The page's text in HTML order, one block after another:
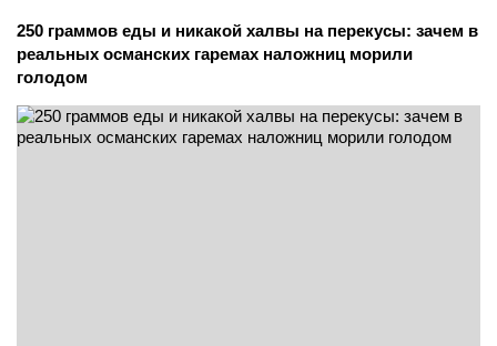
250 граммов еды и никакой халвы на перекусы: зачем в
реальных османских гаремах наложниц морили
голодом